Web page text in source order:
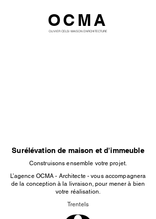
OCMA
OLIVIER CELSI MAISON D'ARCHITECTURE
Surélévation de maison et d'immeuble
Construisons ensemble votre projet.
L’agence OCMA - Architecte - vous accompagnera
de la conception à la livraison, pour mener à bien
votre réalisation.
Trentels